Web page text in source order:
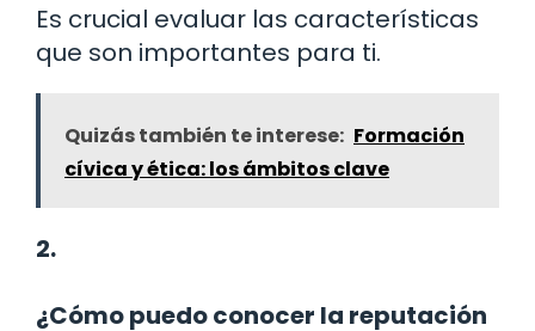
Es crucial evaluar las características
que son importantes para ti.
Quizás también te interese: Formación
cívica y ética: los ámbitos clave
2.
¿Cómo puedo conocer la reputación